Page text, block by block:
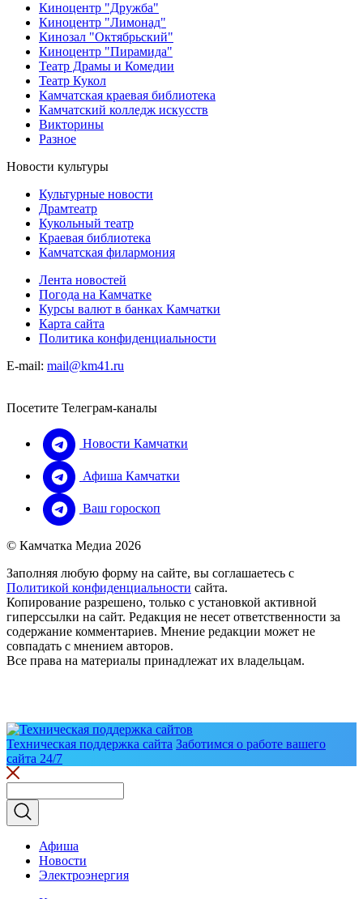
Киноцентр "Дружба"
Киноцентр "Лимонад"
Кинозал "Октябрьский"
Киноцентр "Пирамида"
Театр Драмы и Комедии
Театр Кукол
Камчатская краевая библиотека
Камчатский колледж искусств
Викторины
Разное
Новости культуры
Культурные новости
Драмтеатр
Кукольный театр
Краевая библиотека
Камчатская филармония
Лента новостей
Погода на Камчатке
Курсы валют в банках Камчатки
Карта сайта
Политика конфиденциальности
E-mail: mail@km41.ru
Посетите Телеграм-каналы
Новости Камчатки
Афиша Камчатки
Ваш гороскоп
© Камчатка Медиа 2026
Заполняя любую форму на сайте, вы соглашаетесь с
Политикой конфиденциальности сайта.
Копирование разрешено, только с установкой активной
гиперссылки на сайт. Редакция не несет ответственности за
содержание комментариев. Мнение редакции может не
совпадать с мнением авторов.
Все права на материалы принадлежат их владельцам.
Техническая поддержка сайта Заботимся о работе вашего
сайта 24/7
Афиша
Новости
Электроэнергия